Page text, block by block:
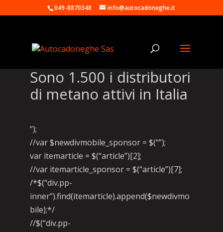
049-8870348 info@autocadoneghe.it
Sono 1.500 i distributori
di metano attivi in Italia
“);
//var $newdivmobile_sponsor = $(“”);
var itemarticle = $(“article”)[2];
//var itemarticle_sponsor = $(“article”)[7];
/*$(“div.pp-
inner”).find(itemarticle).append($newdivmo
bile);*/
//$(“div.pp-